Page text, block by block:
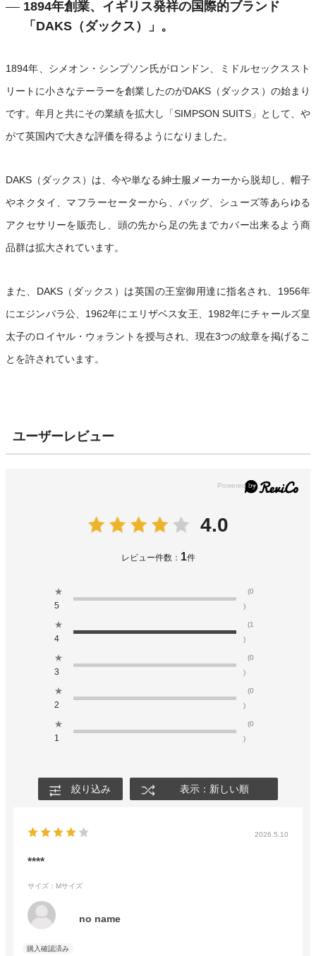
1894年創業、イギリス発祥の国際的ブランド
「DAKS（ダックス）」。
1894年、シメオン・シンプソン氏がロンドン、ミドルセックススト
リートに小さなテーラーを創業したのがDAKS（ダックス）の始まり
です。年月と共にその業績を拡大し「SIMPSON SUITS」として、や
がて英国内で大きな評価を得るようになりました。
DAKS（ダックス）は、今や単なる紳士服メーカーから脱却し、帽子
やネクタイ、マフラーセーターから、バッグ、シューズ等あらゆる
アクセサリーを販売し、頭の先から足の先までカバー出来るよう商
品群は拡大されています。
また、DAKS（ダックス）は英国の王室御用達に指名され、1956年
にエジンバラ公、1962年にエリザベス女王、1982年にチャールズ皇
太子のロイヤル・ウォラントを授与され、現在3つの紋章を掲げるこ
とを許されています。
ユーザーレビュー
4.0
レビュー件数： 1件
★
5
(0
)
★
4
(1
)
★
3
(0
)
★
2
(0
)
★
1
(0
)
絞り込み 表示：新しい順
2026.5.10
****
サイズ：Mサイズ
no name